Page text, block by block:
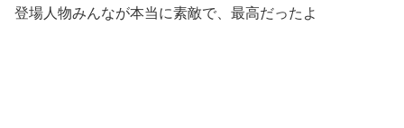
登場人物みんなが本当に素敵で、最高だったよ